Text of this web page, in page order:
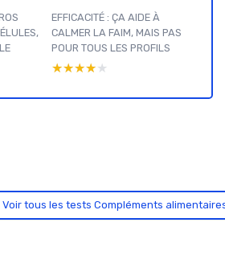
EFFICACITÉ : ÇA AIDE À
CALMER LA FAIM, MAIS PAS
POUR TOUS LES PROFILS
★★★★★
★★★★★
Voir tous les tests Compléments